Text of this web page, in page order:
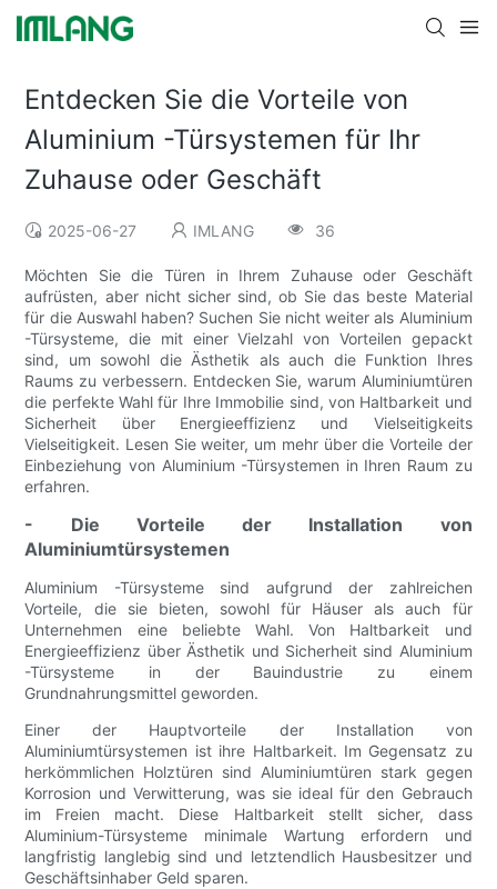
Entdecken Sie die Vorteile von
Aluminium -Türsystemen für Ihr
Zuhause oder Geschäft
2025-06-27 IMLANG 36
Möchten Sie die Türen in Ihrem Zuhause oder Geschäft
aufrüsten, aber nicht sicher sind, ob Sie das beste Material
für die Auswahl haben? Suchen Sie nicht weiter als Aluminium
-Türsysteme, die mit einer Vielzahl von Vorteilen gepackt
sind, um sowohl die Ästhetik als auch die Funktion Ihres
Raums zu verbessern. Entdecken Sie, warum Aluminiumtüren
die perfekte Wahl für Ihre Immobilie sind, von Haltbarkeit und
Sicherheit über Energieeffizienz und Vielseitigkeits
Vielseitigkeit. Lesen Sie weiter, um mehr über die Vorteile der
Einbeziehung von Aluminium -Türsystemen in Ihren Raum zu
erfahren.
- Die Vorteile der Installation von
Aluminiumtürsystemen
Aluminium -Türsysteme sind aufgrund der zahlreichen
Vorteile, die sie bieten, sowohl für Häuser als auch für
Unternehmen eine beliebte Wahl. Von Haltbarkeit und
Energieeffizienz über Ästhetik und Sicherheit sind Aluminium
-Türsysteme in der Bauindustrie zu einem
Grundnahrungsmittel geworden.
Einer der Hauptvorteile der Installation von
Aluminiumtürsystemen ist ihre Haltbarkeit. Im Gegensatz zu
herkömmlichen Holztüren sind Aluminiumtüren stark gegen
Korrosion und Verwitterung, was sie ideal für den Gebrauch
im Freien macht. Diese Haltbarkeit stellt sicher, dass
Aluminium-Türsysteme minimale Wartung erfordern und
langfristig langlebig sind und letztendlich Hausbesitzer und
Geschäftsinhaber Geld sparen.